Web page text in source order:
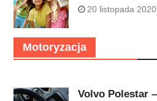
20 listopada 2020
Motoryzacja
Volvo Polestar